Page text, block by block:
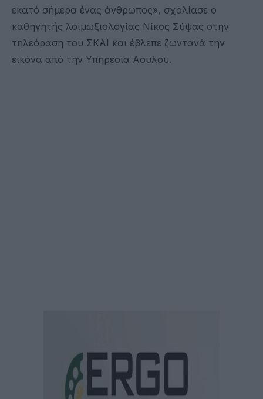
εκατό σήμερα ένας άνθρωπος», σχολίασε ο
καθηγητής λοιμωξιολογίας Νίκος Σύψας στην
τηλεόραση του ΣΚΑΪ και έβλεπε ζωντανά την
εικόνα από την Υπηρεσία Ασύλου.